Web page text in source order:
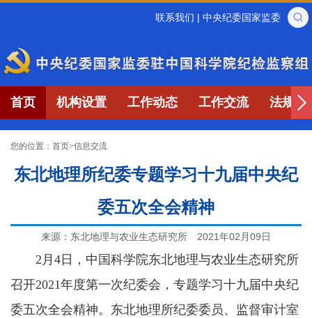
联系我们 | 中央纪委国家监委
首页 机构设置 工作动态 工作交流 法规制
您的位置： 首页>信息交流
东北地理所纪委专题学习十九届中央纪
委五次全会精神
来源：东北地理与农业生态研究所 2021年02月09日
2月4日，中国科学院东北地理与农业生态研究所
召开2021年度第一次纪委会，专题学习十九届中央纪
委五次全会精神。东北地理所纪委委员、监督审计室